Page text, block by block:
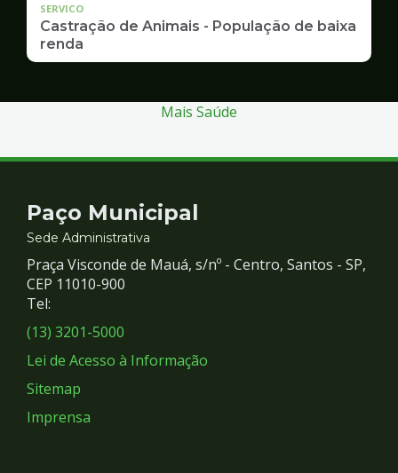
SERVICO
Castração de Animais - População de baixa
renda
Mais Saúde
Contato
e
Redes
Sociais
Paço Municipal
Sede Administrativa
Praça Visconde de Mauá, s/nº - Centro, Santos - SP,
CEP 11010-900
Tel:
(13) 3201-5000
Lei de Acesso à Informação
Sitemap
Imprensa